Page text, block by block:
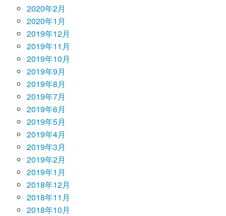
2020年2月
2020年1月
2019年12月
2019年11月
2019年10月
2019年9月
2019年8月
2019年7月
2019年6月
2019年5月
2019年4月
2019年3月
2019年2月
2019年1月
2018年12月
2018年11月
2018年10月